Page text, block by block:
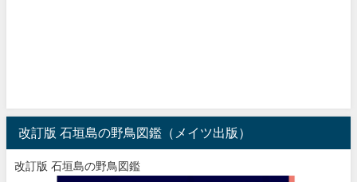
改訂版 石垣島の野鳥図鑑（メイツ出版）
改訂版 石垣島の野鳥図鑑